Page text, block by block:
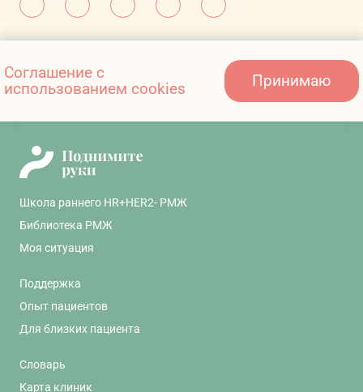
Также вам может быть
интересно:
Школа раннего HR+HER2- РМЖ
Библиотека РМЖ
Моя ситуация
Поддержка
Опыт пациентов
Для близких пациента
Словарь
Карта клиник
Соглашение с
использованием cookies
Принимаю